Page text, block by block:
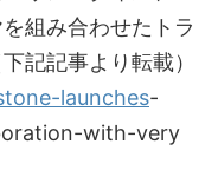
組み合わせたトラ
記記事より転載）
launches-
with-very